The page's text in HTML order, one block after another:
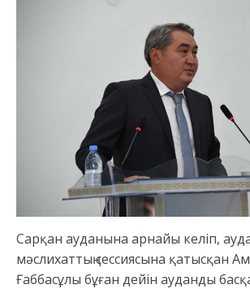
Сарқан ауданына арнайы келіп,
мәслихаттың сессиясына қатысқан
Ғаббасұлы бұған дейін ауданды